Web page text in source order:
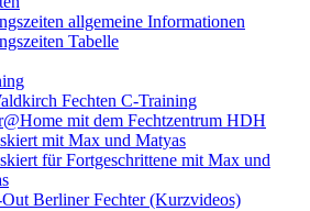
allgemeine Informationen
Tabelle
Fechten C-Training
mit dem Fechtzentrum HDH
mit Max und Matyas
für Fortgeschrittene mit Max und
Berliner Fechter (Kurzvideos)